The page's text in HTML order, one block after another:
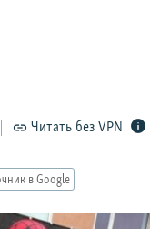
Читать без VPN
в Google